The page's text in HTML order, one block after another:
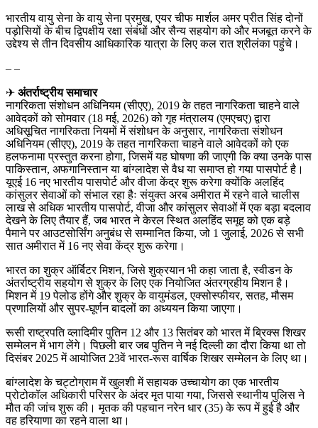
भारतीय वायु सेना के वायु सेना प्रमुख, एयर चीफ मार्शल अमर प्रीत सिंह दोनों
पड़ोसियों के बीच द्विपक्षीय रक्षा संबंधों और सैन्य सहयोग को और मजबूत करने के
उद्देश्य से तीन दिवसीय आधिकारिक यात्रा के लिए कल रात श्रीलंका पहुंचे।
– –
✈ अंतर्राष्ट्रीय समाचार
नागरिकता संशोधन अधिनियम (सीएए), 2019 के तहत नागरिकता चाहने वाले
आवेदकों को सोमवार (18 मई, 2026) को गृह मंत्रालय (एमएचए) द्वारा
अधिसूचित नागरिकता नियमों में संशोधन के अनुसार, नागरिकता संशोधन
अधिनियम (सीएए), 2019 के तहत नागरिकता चाहने वाले आवेदकों को एक
हलफनामा प्रस्तुत करना होगा, जिसमें यह घोषणा की जाएगी कि क्या उनके पास
पाकिस्तान, अफगानिस्तान या बांग्लादेश से वैध या समाप्त हो गया पासपोर्ट है।
यूएई 16 नए भारतीय पासपोर्ट और वीजा केंद्र शुरू करेगा क्योंकि अलहिंद
कांसुलर सेवाओं को संभाल रहा हैः संयुक्त अरब अमीरात में रहने वाले चालीस
लाख से अधिक भारतीय पासपोर्ट, वीजा और कांसुलर सेवाओं में एक बड़ा बदलाव
देखने के लिए तैयार हैं, जब भारत ने केरल स्थित अलहिंद समूह को एक बड़े
पैमाने पर आउटसोर्सिंग अनुबंध से सम्मानित किया, जो 1 जुलाई, 2026 से सभी
सात अमीरात में 16 नए सेवा केंद्र शुरू करेगा।
भारत का शुक्र ऑर्बिटर मिशन, जिसे शुक्रयान भी कहा जाता है, स्वीडन के
अंतर्राष्ट्रीय सहयोग से शुक्र के लिए एक नियोजित अंतरग्रहीय मिशन है।
मिशन में 19 पेलोड होंगे और शुक्र के वायुमंडल, एक्सोस्फीयर, सतह, मौसम
प्रणालियों और सुपर-घूर्णन बादलों का अध्ययन किया जाएगा।
रूसी राष्ट्रपति व्लादिमीर पुतिन 12 और 13 सितंबर को भारत में ब्रिक्स शिखर
सम्मेलन में भाग लेंगे। पिछली बार जब पुतिन ने नई दिल्ली का दौरा किया था तो
दिसंबर 2025 में आयोजित 23वें भारत-रूस वार्षिक शिखर सम्मेलन के लिए था।
बांग्लादेश के चट्टोग्राम में खुलशी में सहायक उच्चायोग का एक भारतीय
प्रोटोकॉल अधिकारी परिसर के अंदर मृत पाया गया, जिससे स्थानीय पुलिस ने
मौत की जांच शुरू की। मृतक की पहचान नरेन धार (35) के रूप में हुई है और
वह हरियाणा का रहने वाला था।